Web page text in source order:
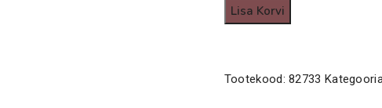
Flexi
Stix
kogus
Lisa Korvi
Tootekood:82733